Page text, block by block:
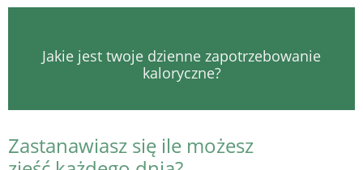
Jakie jest twoje dzienne zapotrzebowanie
kaloryczne?
Zastanawiasz się ile możesz